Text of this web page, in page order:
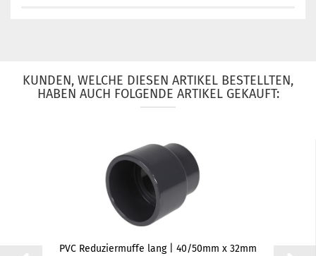
KUNDEN, WELCHE DIESEN ARTIKEL BESTELLTEN,
HABEN AUCH FOLGENDE ARTIKEL GEKAUFT:
PVC Reduziermuffe lang | 40/50mm x 32mm